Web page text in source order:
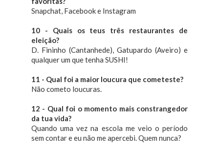
Snapchat, Facebook e Instagram
10 - Quais os teus três restaurantes de
eleição?
D. Fininho (Cantanhede), Gatupardo (Aveiro) e
qualquer um que tenha SUSHI!
11 - Qual foi a maior loucura que cometeste?
Não cometo loucuras.
12 - Qual foi o momento mais constrangedor
da tua vida?
Quando uma vez na escola me veio o período
sem contar e eu não me apercebi. Quem nunca?